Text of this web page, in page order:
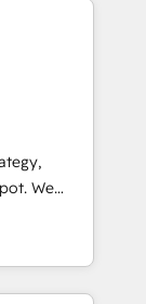
that
We
by
to
As the